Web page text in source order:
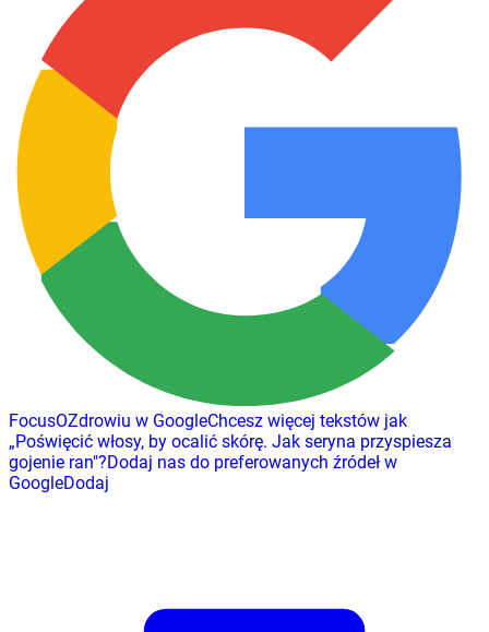
FocusOZdrowiu w GoogleChcesz więcej tekstów jak
„Poświęcić włosy, by ocalić skórę. Jak seryna przyspiesza
gojenie ran"?Dodaj nas do preferowanych źródeł w
GoogleDodaj